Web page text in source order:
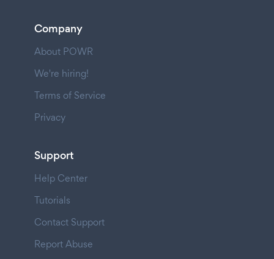
Company
About POWR
We're hiring!
Terms of Service
Privacy
Support
Help Center
Tutorials
Contact Support
Report Abuse